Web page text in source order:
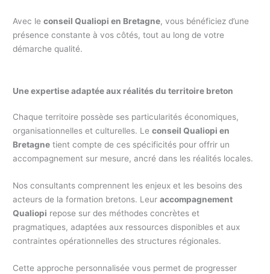
Avec leconseil Qualiopi en Bretagne, vous bénéficiez d’une
présence constante à vos côtés, tout au long de votre
démarche qualité.
Une expertise adaptée aux réalités du territoire breton
Chaque territoire possède ses particularités économiques,
organisationnelles et culturelles. Leconseil Qualiopi en
Bretagne tient compte de ces spécificités pour offrir un
accompagnement sur mesure, ancré dans les réalités locales.
Nos consultants comprennent les enjeux et les besoins des
acteurs de la formation bretons. Leuraccompagnement
Qualiopi repose sur des méthodes concrètes et
pragmatiques, adaptées aux ressources disponibles et aux
contraintes opérationnelles des structures régionales.
Cette approche personnalisée vous permet de progresser